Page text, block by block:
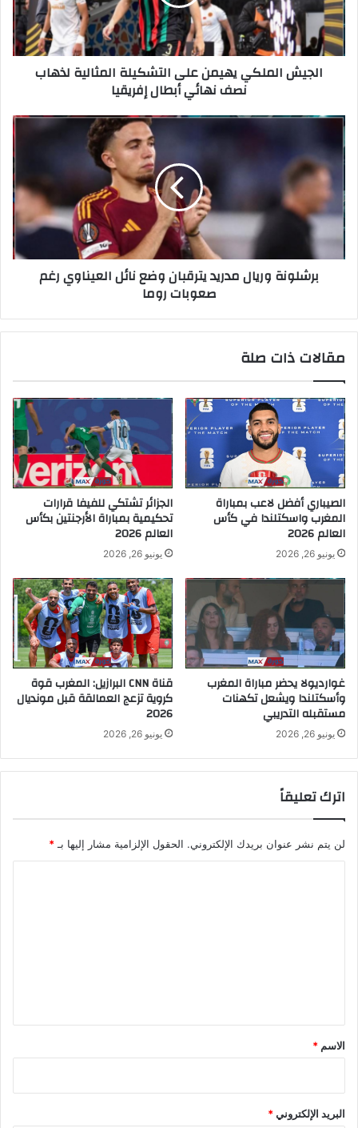
الجيش الملكي يهيمن على التشكيلة المثالية لذهاب
نصف نهائي أبطال إفريقيا
برشلونة وريال مدريد يترقبان وضع نائل العيناوي رغم
صعوبات روما
مقالات ذات صلة
الصيباري أفضل لاعب بمباراة
المغرب واسكتلندا في كأس
العالم 2026
يونيو 26, 2026
الجزائر تشتكي للفيفا قرارات
تحكيمية بمباراة الأرجنتين بكأس
العالم 2026
يونيو 26, 2026
غوارديولا يحضر مباراة المغرب
وأسكتلندا ويشعل تكهنات
مستقبله التدريبي
يونيو 26, 2026
قناة CNN البرازيل: المغرب قوة
كروية تزعج العمالقة قبل مونديال
2026
يونيو 26, 2026
اترك تعليقاً
لن يتم نشر عنوان بريدك الإلكتروني. الحقول الإلزامية مشار إليها بـ *
*
الاسم *
البريد الإلكتروني*